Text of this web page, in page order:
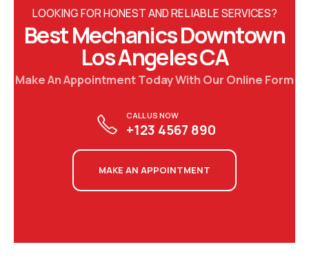
LOOKING FOR HONEST AND RELIABLE SERVICES?
Best Mechanics Downtown
Los Angeles CA
Make An Appointment Today With Our Online Form
CALL US NOW
+123 4567 890
MAKE AN APPOINTMENT